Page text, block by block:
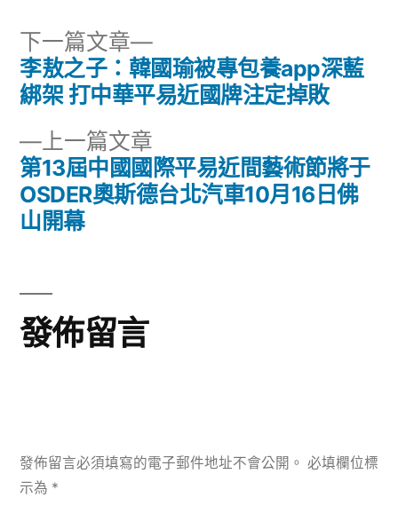
文
導
覽
上一篇文章
一
篇
第13屆中國國際平易近間藝術節將于
OSDER奧斯德台北汽車10月16日佛
山開幕
下一篇文章
下
一
篇
李敖之子：韓國瑜被專包養app深藍
綁架 打中華平易近國牌注定掉敗
發佈留言
發佈留言必須填寫的電子郵件地址不會公開。 必填欄位標
示為 *